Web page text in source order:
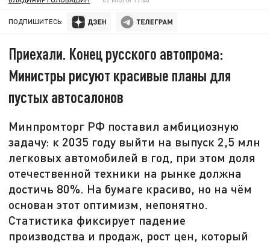
ПОДПИШИТЕСЬ:
Приехали. Конец русского автопрома:
Министры рисуют красивые планы для
пустых автосалонов
Минпромторг РФ поставил амбициозную
задачу: к 2035 году выйти на выпуск 2,5 млн
легковых автомобилей в год, при этом доля
отечественной техники на рынке должна
достичь 80%. На бумаге красиво, но на чём
основан этот оптимизм, непонятно.
Статистика фиксирует падение
производства и продаж, рост цен, который